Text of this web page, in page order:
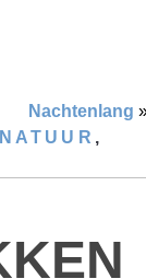
Nachtenlang
NATUUR ,